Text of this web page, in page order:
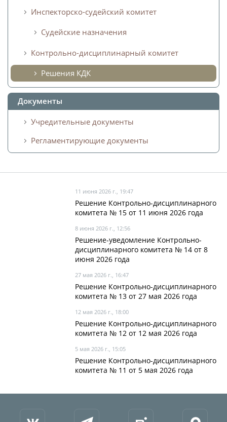
Инспекторско-судейский комитет
Судейские назначения
Контрольно-дисциплинарный комитет
Решения КДК
Документы
Учредительные документы
Регламентирующие документы
11 июня 2026 г., 19:47
Решение Контрольно-дисциплинарного
комитета № 15 от 11 июня 2026 года
8 июня 2026 г., 12:56
Решение-уведомление Контрольно-
дисциплинарного комитета № 14 от 8
июня 2026 года
27 мая 2026 г., 16:47
Решение Контрольно-дисциплинарного
комитета № 13 от 27 мая 2026 года
12 мая 2026 г., 18:00
Решение Контрольно-дисциплинарного
комитета № 12 от 12 мая 2026 года
5 мая 2026 г., 15:05
Решение Контрольно-дисциплинарного
комитета № 11 от 5 мая 2026 года